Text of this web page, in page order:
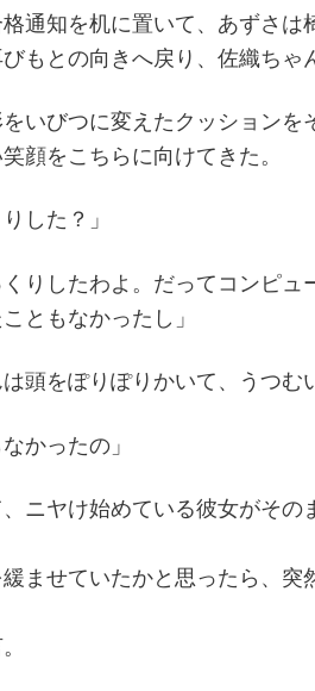
通知を机に置いて、あずさは
もとの向きへ戻り、佐織ちゃ
いびつに変えたクッションを
顔をこちらに向けてきた。
した？」
くりしたわよ。だってコンピ
ともなかったし」
頭をぽりぽりかいて、うつむ
かったの」
ニヤけ始めている彼女がその
ませていたかと思ったら、突